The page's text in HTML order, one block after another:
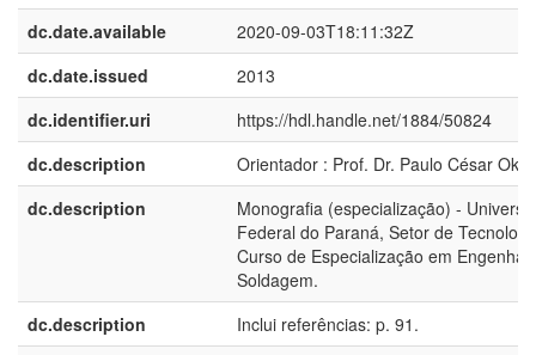
dc.date.available
2020-09-03T18:11:32Z
dc.date.issued
2013
dc.identifier.uri
https://hdl.handle.net/1884/50824
dc.description
Orientador : Prof. Dr. Paulo César
dc.description
Monografia (especialização) -
Federal do Paraná, Setor de
Curso de Especialização em
Soldagem.
dc.description
Inclui referências: p. 91.